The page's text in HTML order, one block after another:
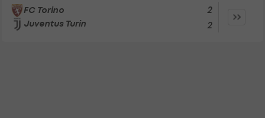
FC Torino
Juventus Turin
2
2